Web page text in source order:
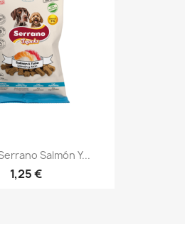
Salmón Y...
1,25 €